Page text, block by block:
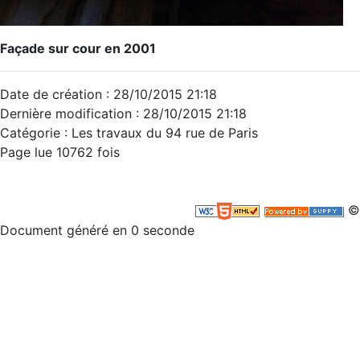
Façade sur cour en 2001
Date de création : 28/10/2015 21:18
Dernière modification : 28/10/2015 21:18
Catégorie : Les travaux du 94 rue de Paris
Page lue 10762 fois
©
Document généré en 0 seconde